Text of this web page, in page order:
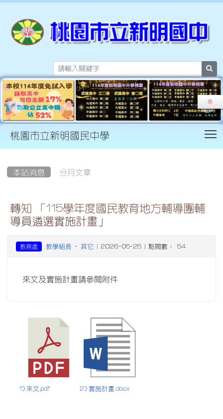
桃園市立新明國民中學
本站消息 分月文章
轉知 「115學年度國民教育地方輔導團輔
導員遴選實施計畫」
教務處 教學組長 - 其它 | 2026-05-25 | 點閱數： 54
來文及實施計畫請參閱附件
1) 來文.pdf 2) 實施計畫.docx